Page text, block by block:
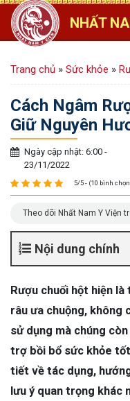
NHẤT
Trang chủ » Sức khỏe »
Cách Ngâm
Giữ Nguyên
Ngày cập nhật: 6:00 -
23/11/2022
5/5 - (10 bình
Theo dõi Nhất Nam Y Viện
Nội dung chính
Rượu chuối hột hiện
râu ưa chuộng, không
sử dụng mà chúng
trợ bồi bổ sức khỏe
tiết về tác dụng,
lưu ý quan trọng khác